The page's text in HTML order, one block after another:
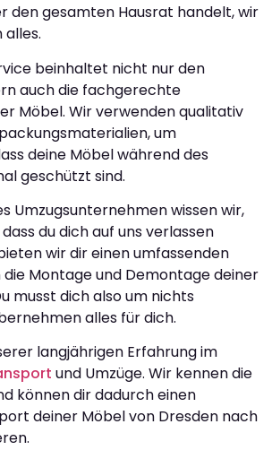
den gesamten Hausrat handelt, wir
alles.
beinhaltet nicht nur den
auch die fachgerechte
Möbel. Wir verwenden qualitativ
um
deine Möbel während des
geschützt sind.
Umzugsunternehmen wissen wir,
du dich auf uns verlassen
wir dir einen umfassenden
die Montage und Demontage deiner
musst dich also um nichts
alles für dich.
langjährigen Erfahrung im
und Umzüge. Wir kennen die
können dir dadurch einen
deiner Möbel von Dresden nach